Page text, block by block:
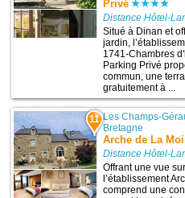
Privé
Distance Hôtel-
Situé à Dinan et
jardin,
1741-Chambres
Parking Privé
commun, une
gratuitement à ...
11 Les Champs-
Bretagne
Arche de La
Distance Hôtel-
Offrant une vue
l’établissement
comprend une